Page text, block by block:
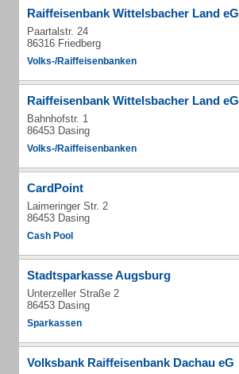
Raiffeisenbank Wittelsbacher Land eG
Paartalstr. 24
86316 Friedberg
Volks-/Raiffeisenbanken
Raiffeisenbank Wittelsbacher Land eG
Bahnhofstr. 1
86453 Dasing
Volks-/Raiffeisenbanken
CardPoint
Laimeringer Str. 2
86453 Dasing
Cash Pool
Stadtsparkasse Augsburg
Unterzeller Straße 2
86453 Dasing
Sparkassen
Volksbank Raiffeisenbank Dachau eG